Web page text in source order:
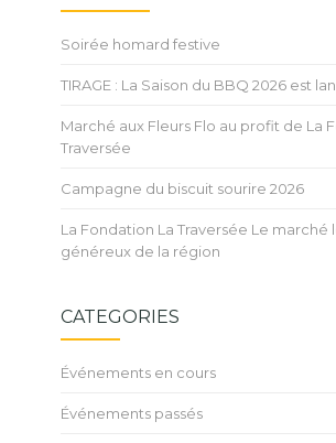
Soirée homard festive
TIRAGE : La Saison du BBQ 2026 est
Marché aux Fleurs Flo au profit de La
Traversée
Campagne du biscuit sourire 2026
La Fondation La Traversée Le marché
généreux de la région
CATEGORIES
Événements en cours
Événements passés